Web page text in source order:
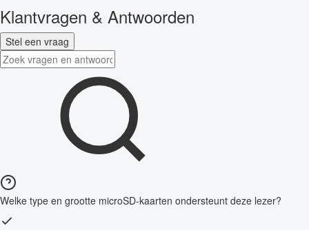
Klantvragen & Antwoorden
Stel een vraag
Welke type en grootte microSD-kaarten ondersteunt deze lezer?